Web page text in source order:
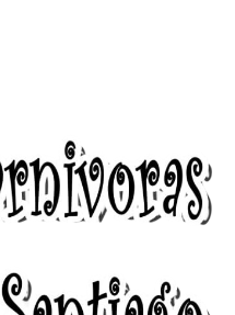
🌱🌱🌱
products
here
categories or use